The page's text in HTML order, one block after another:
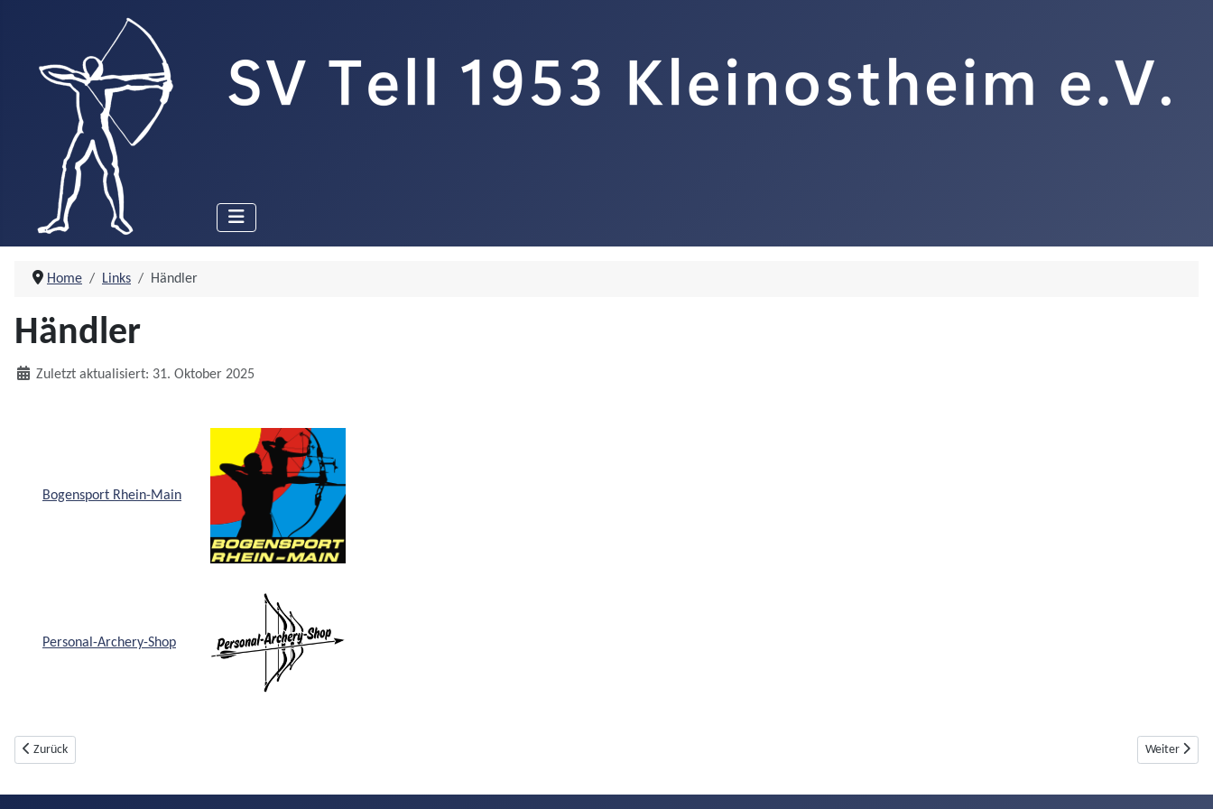
Home Links Händler
Händler
DetailsZuletzt aktualisiert: 31. Oktober 2025
Bogensport Rhein-Main
Personal-Archery-Shop
Vorheriger Beitrag: Bogensport
Zurück Nächster
Weiter